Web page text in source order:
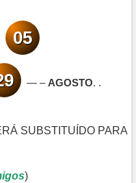
05
— –AGOSTO. .
SUBSTITUÍDO PARA
)